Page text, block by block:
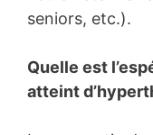
seniors, etc.).
Quelle est
atteint